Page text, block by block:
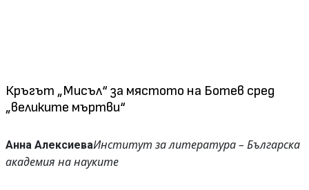
Кръгът „Мисъл“ за мястото на Ботев сред
„великите мъртви“
Анна АлексиеваИнститут за литература – Българска
академия на науките